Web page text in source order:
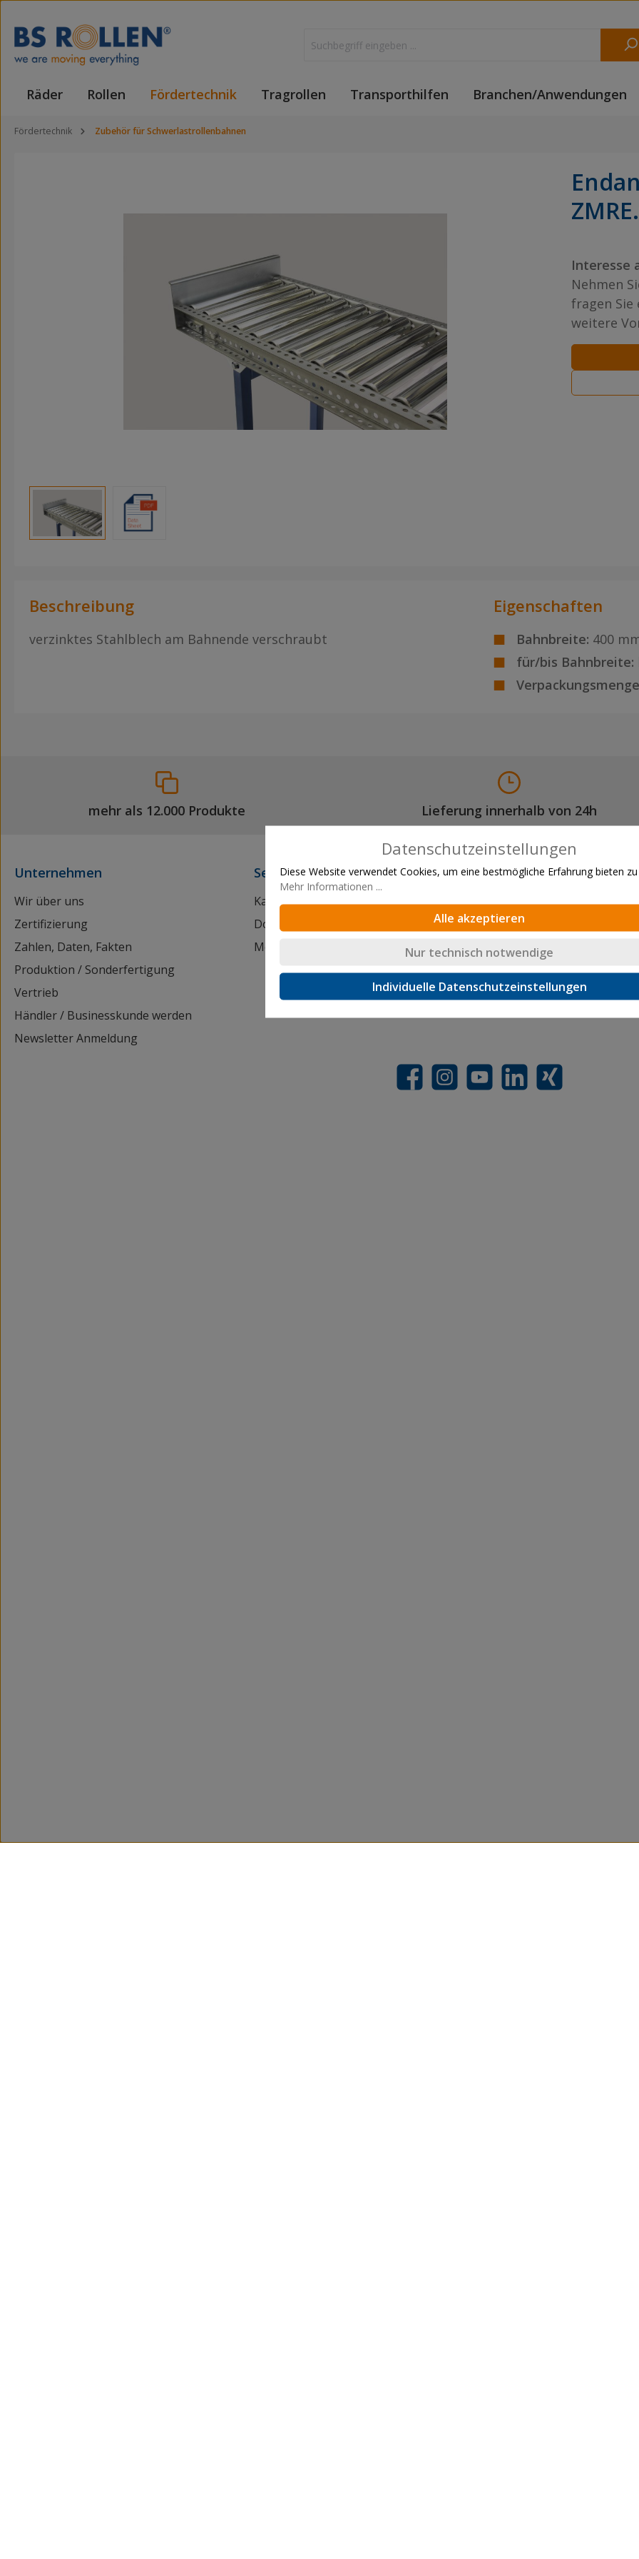
Räder Rollen Fördertechnik Tragrollen Transporthilfen Branchen/Anwendungen
Fördertechnik Zubehör für Schwerlastrollenbahnen
Interesse
Nehmen
fragen Sie
weitere
Beschreibung
verzinktes Stahlblech am Bahnende verschraubt
Eigenschaften
Bahnbreite: 400
für/bis Bahnbreite:
mehr als 12.000 Produkte Lieferung innerhalb von 24h
Unternehmen
Wir über uns
Zertifizierung
Zahlen, Daten, Fakten
Produktion / Sonderfertigung
Vertrieb
Händler / Businesskunde werden
Newsletter Anmeldung
Service
Kataloganforderung
Downloads
Mediathek
Kontakt
Kontaktformular
Innendienst
Außendienst
Auslandsvertretungen
FacebookInstagramYouTubeLinkedInXing
Datenschutzeinstellungen
Diese Website verwendet Cookies, um eine bestmögliche Erfahrung bieten
Mehr Informationen ...
Alle akzeptieren
Nur technisch notwendige
Individuelle Datenschutzeinstellungen